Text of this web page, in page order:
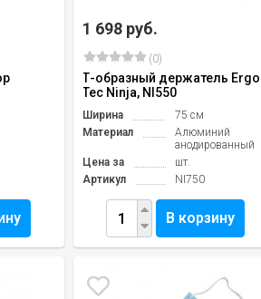
1 698 руб.
(0)
Т-образный держатель Ergo
Tec Ninja, NI550
Ширина
75 см
Материал
Алюминий
анодированный
Цена за
шт.
Артикул
NI750
В корзину